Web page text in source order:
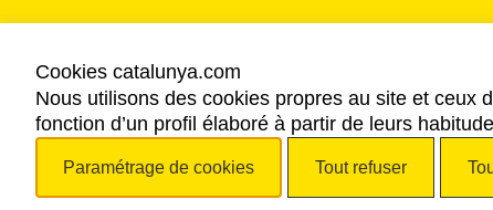
NOS PARTENAIRES
Cookies catalunya.com
Nous utilisons des cookies propres au site et ceux
fonction d’un profil élaboré à partir de leurs
Paramétrage de cookies Tout refuser